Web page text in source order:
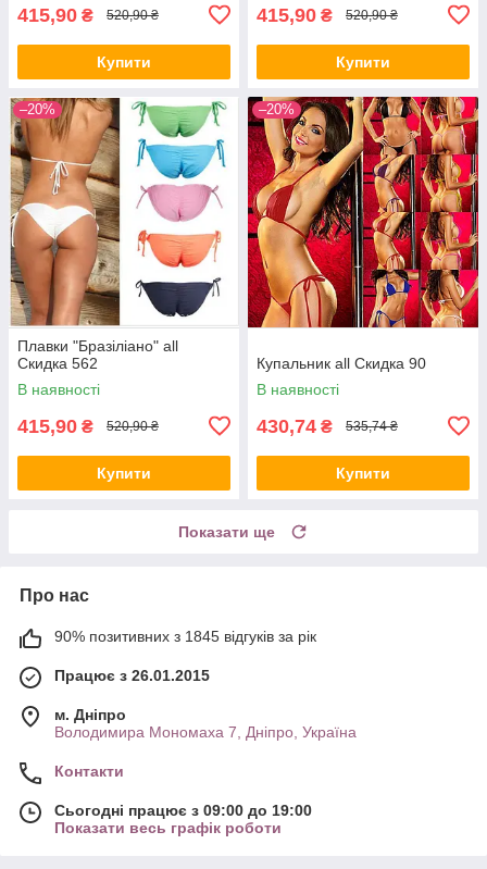
415,90 ₴ 520,90 ₴
Купити
415,90 ₴ 520,90 ₴
Купити
–20%
Плавки "Бразіліано" all
Скидка 562
В наявності
415,90 ₴ 520,90 ₴
Купити
–20%
Купальник all Скидка 90
В наявності
430,74 ₴ 535,74 ₴
Купити
Показати ще
Про нас
90% позитивних з 1845 відгуків за рік
Працює з 26.01.2015
м. Дніпро
Володимира Мономаха 7, Дніпро, Україна
Контакти
Сьогодні працює з 09:00 до 19:00
Показати весь графік роботи